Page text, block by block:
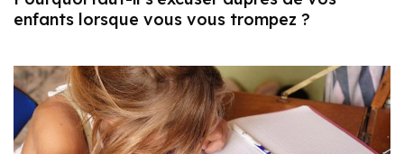
enfants lorsque vous vous trompez ?